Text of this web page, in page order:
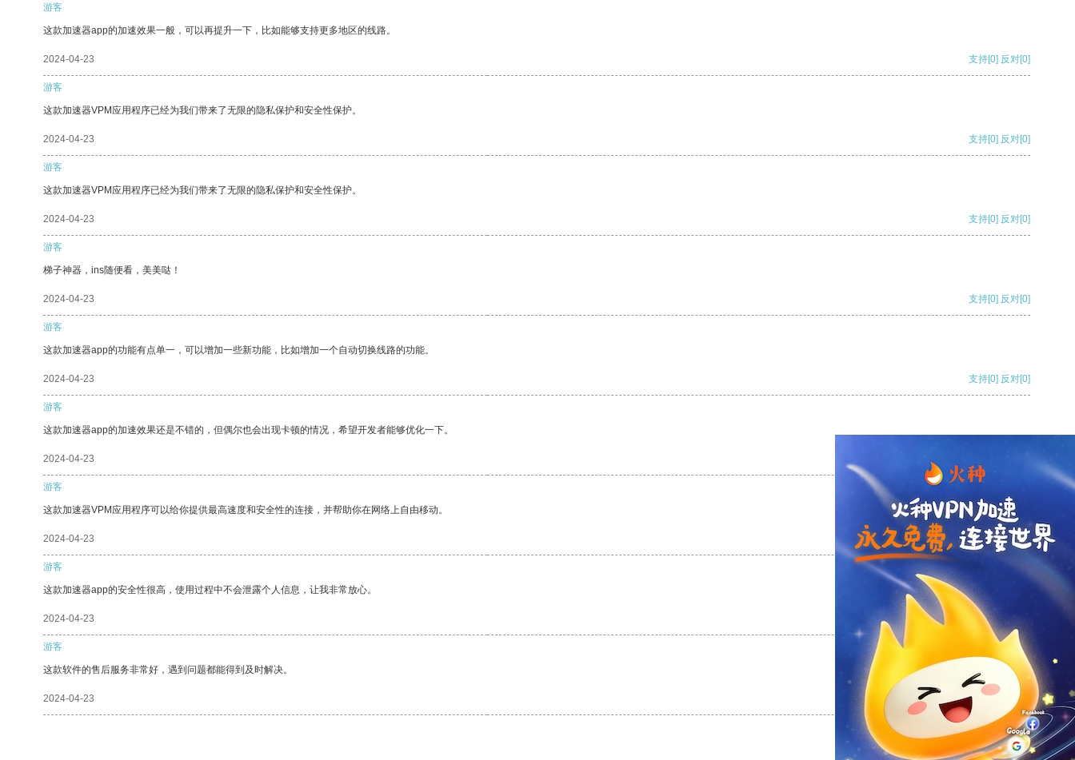
游客
这款加速器app的加速效果一般，可以再提升一下，比如能够支持更多地区的线路。
2024-04-23 支持[0] 反对[0]
游客
这款加速器VPM应用程序已经为我们带来了无限的隐私保护和安全性保护。
2024-04-23 支持[0] 反对[0]
游客
这款加速器VPM应用程序已经为我们带来了无限的隐私保护和安全性保护。
2024-04-23 支持[0] 反对[0]
游客
梯子神器，ins随便看，美美哒！
2024-04-23 支持[0] 反对[0]
游客
这款加速器app的功能有点单一，可以增加一些新功能，比如增加一个自动切换线路的功能。
2024-04-23 支持[0] 反对[0]
游客
这款加速器app的加速效果还是不错的，但偶尔也会出现卡顿的情况，希望开发者能够优化一下。
2024-04-23
游客
这款加速器VPM应用程序可以给你提供最高速度和安全性的连接，并帮助你在网络上自由移动。
2024-04-23 支持 [0] 反对[0]
游客
这款加速器app的安全性很高，使用过程中不会泄露个人信息，让我非常放心。
2024-04-23 支持[0] 反对
游客
这款软件的售后服务非常好，遇到问题都能得到及时解决。
2024-04-23 支持[0] 反对[0]